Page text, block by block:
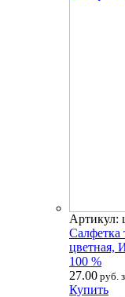
Артикул:
Салфетка
цветная,
100 %
27.00 руб.
Купить